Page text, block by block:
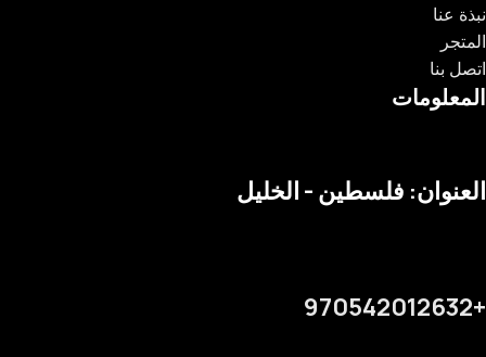
نبذة عنا
المتجر
اتصل بنا
المعلومات
العنوان: فلسطين - الخليل
+970542012632